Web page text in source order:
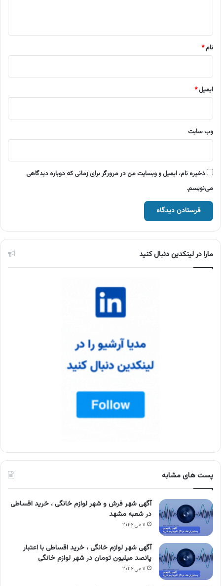
نام*
ایمیل*
وب‌ سایت
ذخیره نام، ایمیل و وبسایت من در مرورگر برای زمانی که دوباره دیدگاهی
می‌نویسم.
مارا در لینکدین دنبال کنید
پست های مشابه
آگهی شهر فرش و شهر لوازم خانگی ، خرید اقساطی
در شعبه مشهد
۱۱ می ۲۰۲۶
آگهی شهر لوازم خانگی ، خرید اقساطی با اعتبار
پانصد میلیون تومان در شهر لوازم خانگی
۱۱ می ۲۰۲۶